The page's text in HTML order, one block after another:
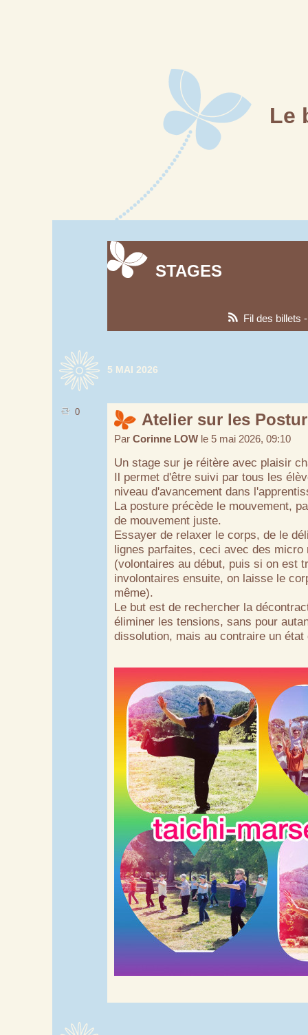
Le
STAGES
Fil des billets
5 MAI 2026
0 Atelier sur les
Par Corinne LOW le 5 mai 2026, 09:10
Un stage sur je réitère avec plaisir
Il permet d'être suivi par tous les
niveau d'avancement dans
La posture précède le mouvement,
de mouvement juste.
Essayer de relaxer le corps, de le
lignes parfaites, ceci avec des micro
(volontaires au début, puis si on est
involontaires ensuite, on laisse le
même).
Le but est de rechercher la
éliminer les tensions, sans pour
dissolution, mais au contraire un